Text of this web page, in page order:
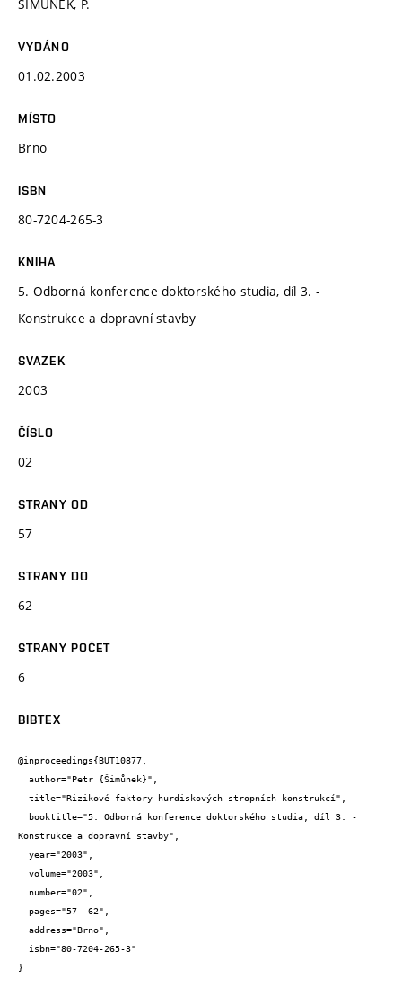
ŠIMŮNEK, P.
VYDÁNO
01.02.2003
MÍSTO
Brno
ISBN
80-7204-265-3
KNIHA
5. Odborná konference doktorského studia, díl 3. -
Konstrukce a dopravní stavby
SVAZEK
2003
ČÍSLO
02
STRANY OD
57
STRANY DO
62
STRANY POČET
6
BIBTEX
@inproceedings{BUT10877,
Konstrukce a dopravní stavby",
}